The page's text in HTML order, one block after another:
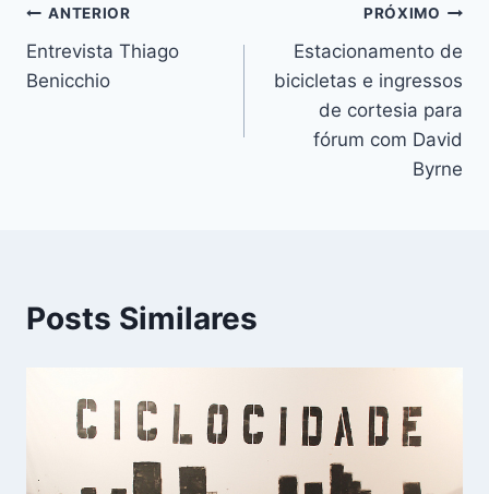
Navegação
de
ANTERIOR
Entrevista Thiago
Benicchio
PRÓXIMO
Estacionamento de
bicicletas e ingressos
de cortesia para
fórum com David
Byrne
Posts Similares